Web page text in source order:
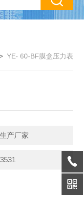
YE- 60-BF膜盒压力表
产厂家